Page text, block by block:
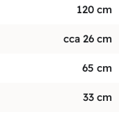
120 cm
cca 26 cm
65 cm
33 cm